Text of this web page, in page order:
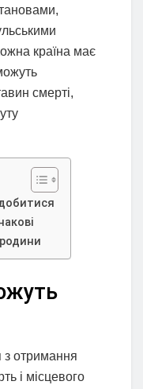
країна має
смерті,
з отримання
і місцевого